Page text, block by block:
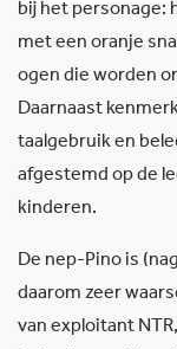
bij het personage:
met een oranje
ogen die worden
Daarnaast
taalgebruik en
afgestemd op de
kinderen.
De nep-Pino is
daarom zeer
van exploitant